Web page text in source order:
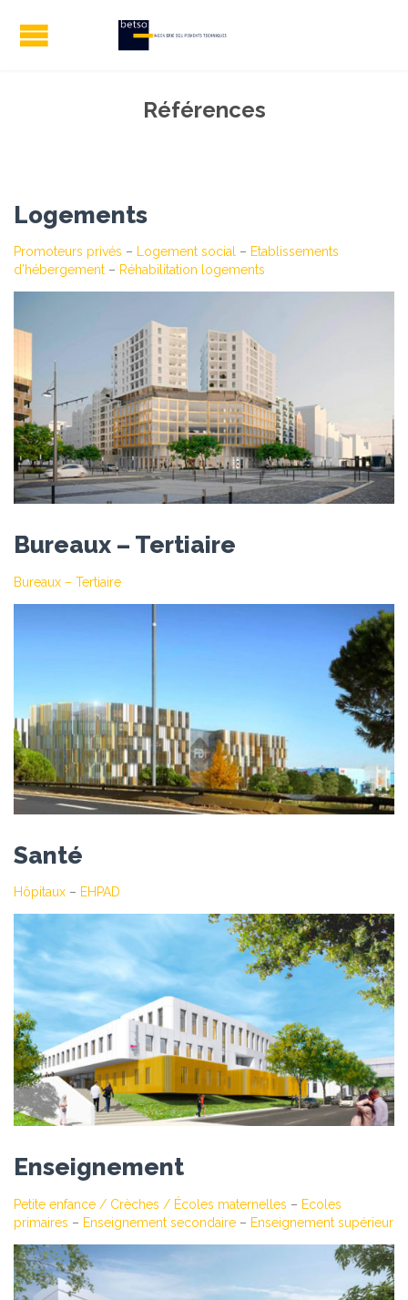
Références
Logements
Promoteurs privés – Logement social – Etablissements
d’hébergement – Réhabilitation logements
Bureaux – Tertiaire
Bureaux – Tertiaire
Santé
Hôpitaux – EHPAD
Enseignement
Petite enfance / Crèches / Écoles maternelles – Ecoles
primaires – Enseignement secondaire – Enseignement supérieur